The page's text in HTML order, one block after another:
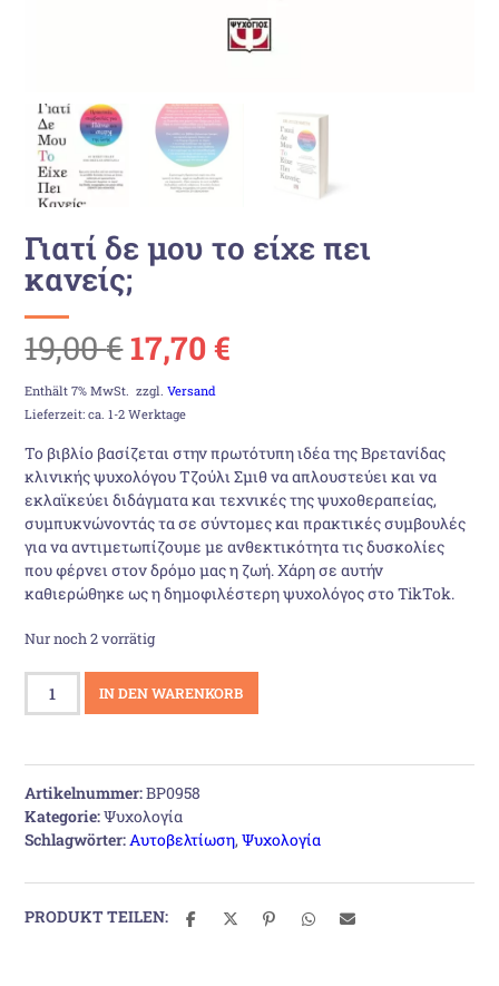
Γιατί δε μου το είχε πει
κανείς;
19,00€ Ursprünglicher
Preis
war:
19,00 €
17,70€
ist:
17,70 €.
Enthält 7% MwSt. zzgl.Versand
Lieferzeit: ca. 1-2 Werktage
Το βιβλίο βασίζεται στην πρωτότυπη ιδέα της Βρετανίδας
κλινικής ψυχολόγου Τζούλι Σμιθ να απλουστεύει και να
εκλαϊκεύει διδάγματα και τεχνικές της ψυχοθεραπείας,
συμπυκνώνοντάς τα σε σύντομες και πρακτικές συμβουλές
για να αντιμετωπίζουμε με ανθεκτικότητα τις δυσκολίες
που φέρνει στον δρόμο μας η ζωή. Χάρη σε αυτήν
καθιερώθηκε ως η δημοφιλέστερη ψυχολόγος στο TikTok.
Nur noch 2 vorrätig
Γιατί
πει
κανείς;
Menge
IN DEN WARENKORB
Artikelnummer:BP0958
Kategorie:Ψυχολογία
Schlagwörter: Αυτοβελτίωση,Ψυχολογία
PRODUKT TEILEN: